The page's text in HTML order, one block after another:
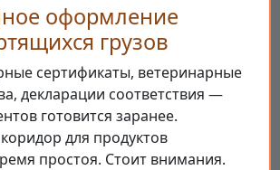
оформление
грузов
сертификаты, ветеринарные
декларации соответствия —
готовится заранее.
для продуктов
простоя. Стоит внимания.